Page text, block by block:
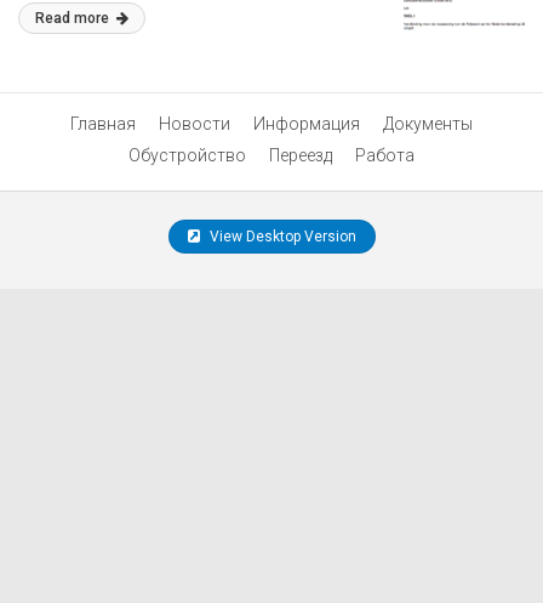
Read more
Главная Новости Информация
Документы
Обустройство
Переезд Работа
View Desktop Version